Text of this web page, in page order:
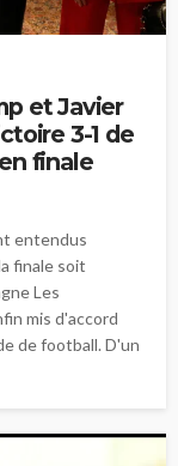
et Javier
3-1 de
finale
entendus
finale soit
Les
mis d'accord
de football. D'un